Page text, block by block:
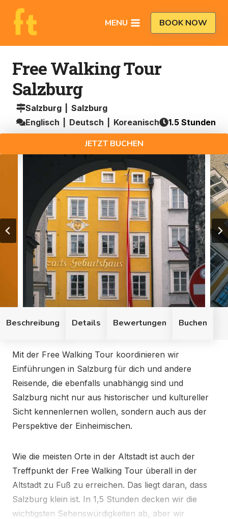
Zum
Inhalt
springen
MENU BOOK NOW
Free Walking Tour
Salzburg
Salzburg
Salzburg
Englisch
Deutsch Koreanisch 1.5 Stunden
JETZT BUCHEN
Beschreibung Details Bewertungen Buchen
Mit der Free Walking Tour koordinieren wir
Mit der Free Walking Tour koordinieren wir
Einführungen in Salzburg für dich und andere
Reisende, die ebenfalls unabhängig sind und
Salzburg nicht nur aus historischer und kultureller
Sicht kennenlernen wollen, sondern auch aus der
Perspektive der Einheimischen.
Wie die meisten Orte in der Altstadt ist auch der
Treffpunkt der Free Walking Tour überall in der
Altstadt zu Fuß zu erreichen. Das liegt daran, dass
Salzburg klein ist. In 1,5 Stunden decken wir die
wichtigsten Sehenswürdigkeiten ab, aber wir